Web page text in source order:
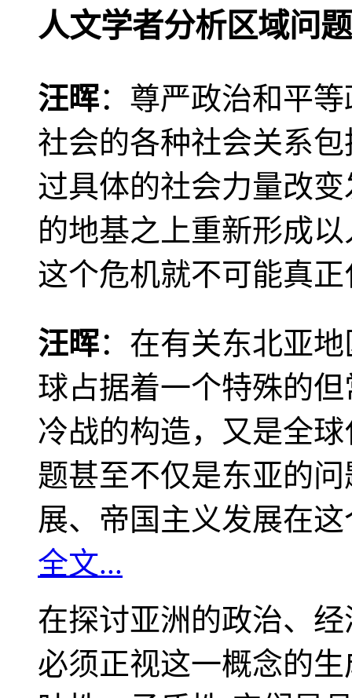
人文学者分析区域问题
汪晖：尊严政治和平
社会的各种社会关系
过具体的社会力量改
的地基之上重新形成
这个危机就不可能真
汪晖：在有关东北亚
球占据着一个特殊的
冷战的构造，又是全
题甚至不仅是东亚的
展、帝国主义发展在
全文...
在探讨亚洲的政治、
必须正视这一概念的